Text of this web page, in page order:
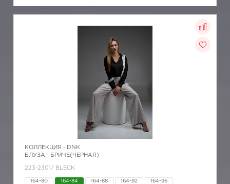
КОЛЛЕКЦИЯ - DNK
БЛУЗА - БРИЧЕ(ЧЕРНАЯ)
223-2301/ BLECK
164-80 164-84 164-88 164-92 164-96